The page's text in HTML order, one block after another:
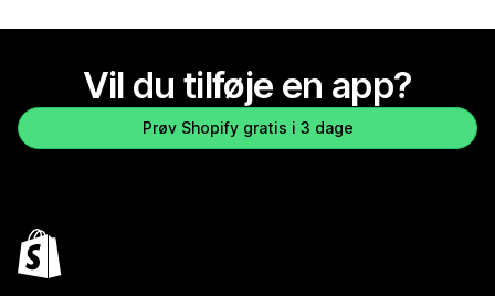
Vil du tilføje en app?
Prøv Shopify gratis i 3 dage